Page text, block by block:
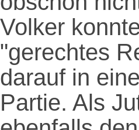
Volker
"gerechtes
darauf in
Partie. Als